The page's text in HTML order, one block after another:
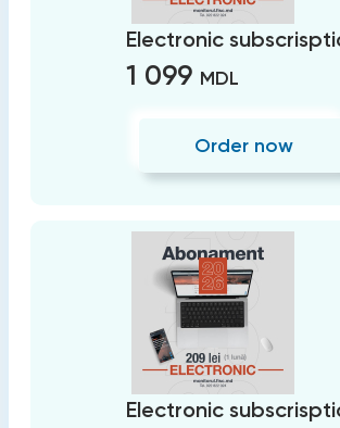
Electronic
1 099 MDL
Order now
Electronic